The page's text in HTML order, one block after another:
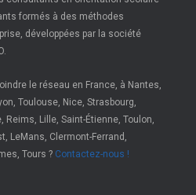
formés à des méthodes
développées par la société
le réseau en France, à Nantes,
Toulouse, Nice, Strasbourg,
Reims, Lille, Saint-Étienne, Toulon,
LeMans, Clermont-Ferrand,
Tours ? Contactez-nous !